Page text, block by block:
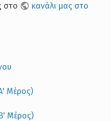
στο
κανάλι μας στο
Μέρος)
Μέρος)